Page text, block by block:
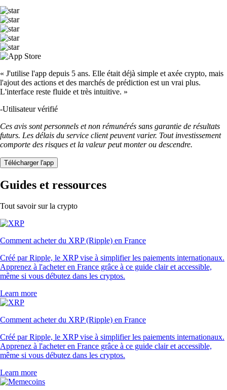
« J'utilise l'app depuis 5 ans. Elle était déjà simple et axée crypto, mais
l'ajout des actions et des marchés de prédiction est un vrai plus.
L'interface reste fluide et très intuitive. »
-Utilisateur vérifié
Ces avis sont personnels et non rémunérés sans garantie de résultats
futurs. Les délais du service client peuvent varier. Tout investissement
comporte des risques et la valeur peut monter ou descendre.
Télécharger l'app
Guides et ressources
Tout savoir sur la crypto
Comment acheter du XRP (Ripple) en France
Créé par Ripple, le XRP vise à simplifier les paiements internationaux.
Apprenez à l'acheter en France grâce à ce guide clair et accessible,
même si vous débutez dans les cryptos.
Learn more
Comment acheter du XRP (Ripple) en France
Créé par Ripple, le XRP vise à simplifier les paiements internationaux.
Apprenez à l'acheter en France grâce à ce guide clair et accessible,
même si vous débutez dans les cryptos.
Learn more